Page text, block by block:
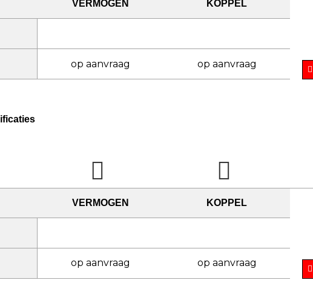
VERMOGEN KOPPEL
op aanvraag op aanvraag
VERMOGEN KOPPEL
op aanvraag op aanvraag